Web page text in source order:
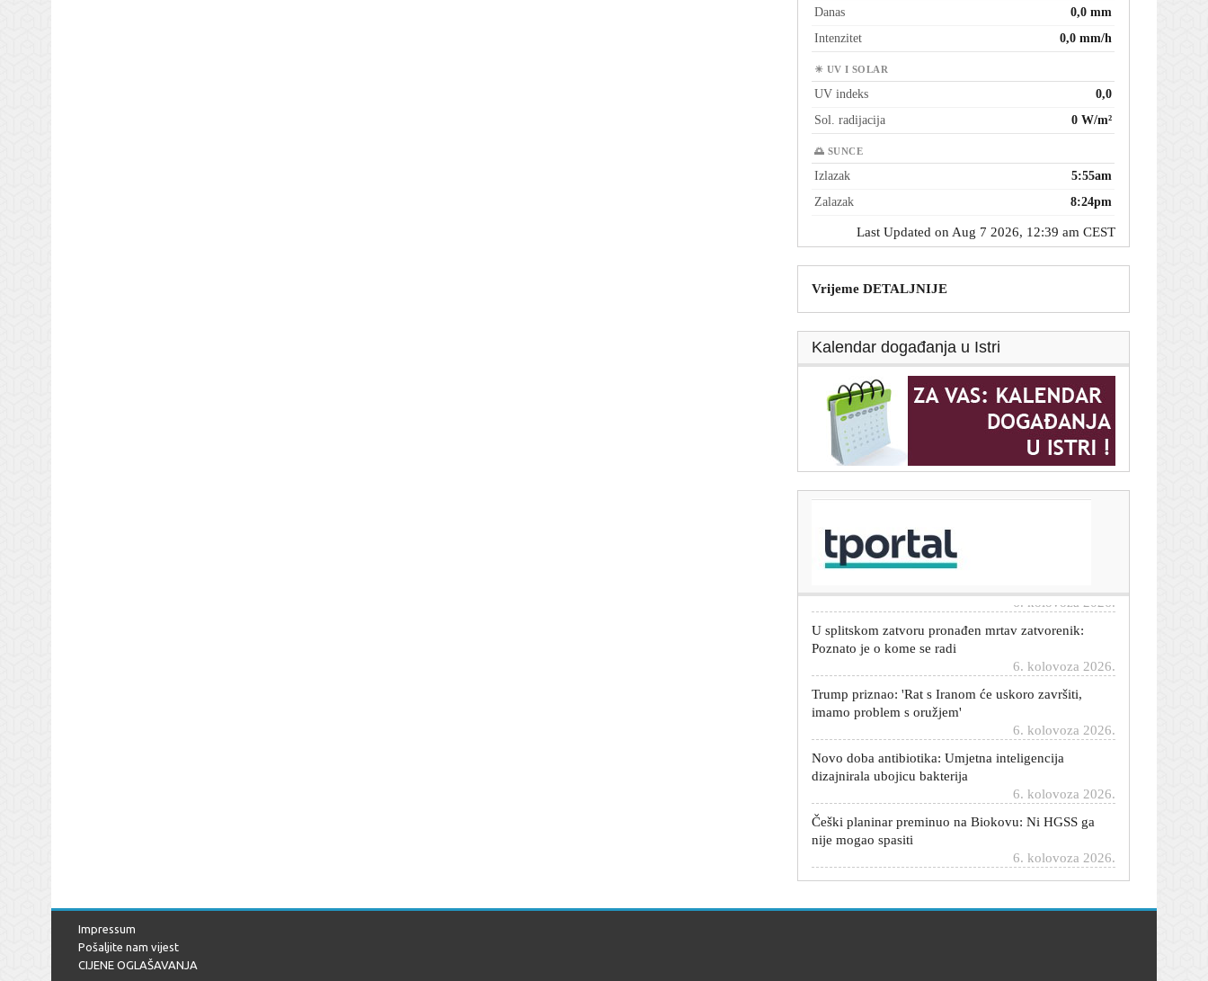
Danas
0,0 mm
Intenzitet
0,0 mm/h
☀ UV I SOLAR
UV indeks
0,0
Sol. radijacija
0 W/m²
🌅 SUNCE
Izlazak
5:55am
Zalazak
8:24pm
Last Updated on Aug 7 2026, 12:39 am CEST
Vrijeme DETALJNIJE
Kalendar događanja u Istri
Dnevni horoskop za 7. kolovoza 2026. - što vam
zvijezde danas donose
U splitskom zatvoru pronađen mrtav zatvorenik:
Poznato je o kome se radi
Trump priznao: 'Rat s Iranom će uskoro završiti,
imamo problem s oružjem'
Novo doba antibiotika: Umjetna inteligencija
dizajnirala ubojicu bakterija
Češki planinar preminuo na Biokovu: Ni HGSS ga
nije mogao spasiti
Ključni minerali ruše rekorde: Cijena samo jednog
porasla je za 622 posto
Impressum
Pošaljite nam vijest
CIJENE OGLAŠAVANJA